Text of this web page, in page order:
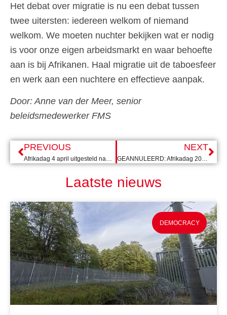
Het debat over migratie is nu een debat tussen
twee uitersten: iedereen welkom of niemand
welkom. We moeten nuchter bekijken wat er nodig
is voor onze eigen arbeidsmarkt en waar behoefte
aan is bij Afrikanen. Haal migratie uit de taboesfeer
en werk aan een nuchtere en effectieve aanpak.
Door: Anne van der Meer, senior
beleidsmedewerker FMS
PREVIOUS
Afrikadag 4 april uitgesteld naar 27 juni i.v.m. COVID-19
NEXT
GEANNULEERD: Afrikadag 2020
Laatste nieuws
DEMOCRACY